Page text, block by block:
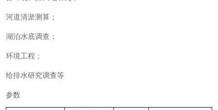
河道清淤测算；
湖泊水底调查；
环境工程；
给排水研究调查等
参数